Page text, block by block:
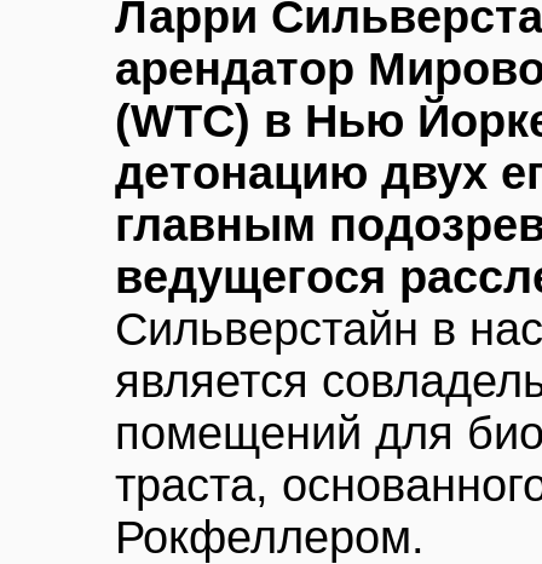
Ларри
арендатор
(WTC) в Нью
детонацию двух
главным
ведущегося
Сильверстайн в
является
помещений для
траста,
Рокфеллером.